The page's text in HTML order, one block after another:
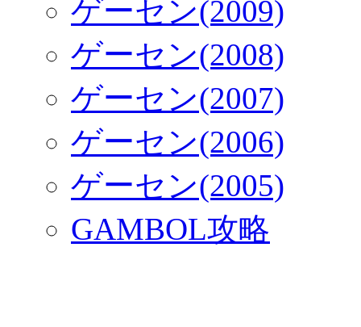
ゲーセン(2009)
ゲーセン(2008)
ゲーセン(2007)
ゲーセン(2006)
ゲーセン(2005)
GAMBOL攻略